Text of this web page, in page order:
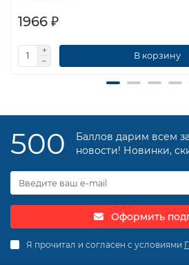
1966 ₽
В корзину
500
Баллов дарим всем
новости! Новинки,
Оформить
Я прочитал и согласен с условиями